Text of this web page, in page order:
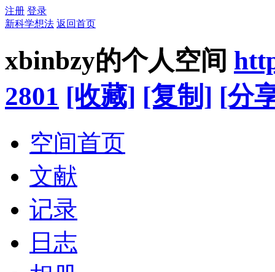
注册 登录
新科学想法 返回首页
xbinbzy的个人空间
2801 [收藏] [复制] [分
空间首页
文献
记录
日志